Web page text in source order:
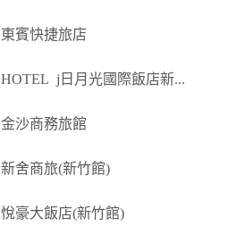
東賓快捷旅店
HOTEL j日月光國際飯店新...
金沙商務旅館
新舍商旅(新竹館)
悅豪大飯店(新竹館)